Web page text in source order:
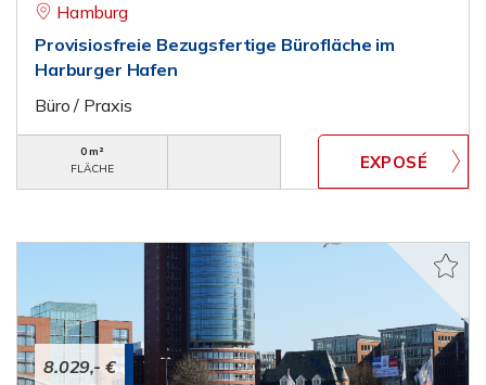
Hamburg
Provisiosfreie Bezugsfertige Bürofläche im
Harburger Hafen
Büro / Praxis
0 m²
FLÄCHE
8.029,- €